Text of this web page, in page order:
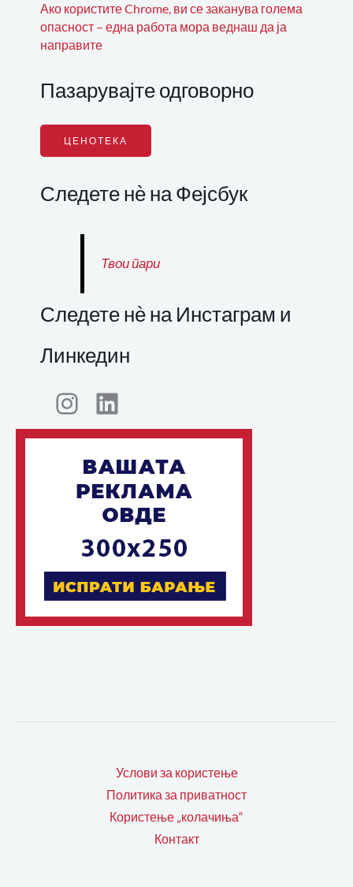
Ако користите Chrome, ви се заканува голема
опасност – една работа мора веднаш да ја
направите
Пазарувајте одговорно
ЦЕНОТЕКА
Следете нѐ на Фејсбук
Твои пари
Следете нѐ на Инстаграм и
Линкедин
Услови за користење
Политика за приватност
Користење „колачиња“
Контакт